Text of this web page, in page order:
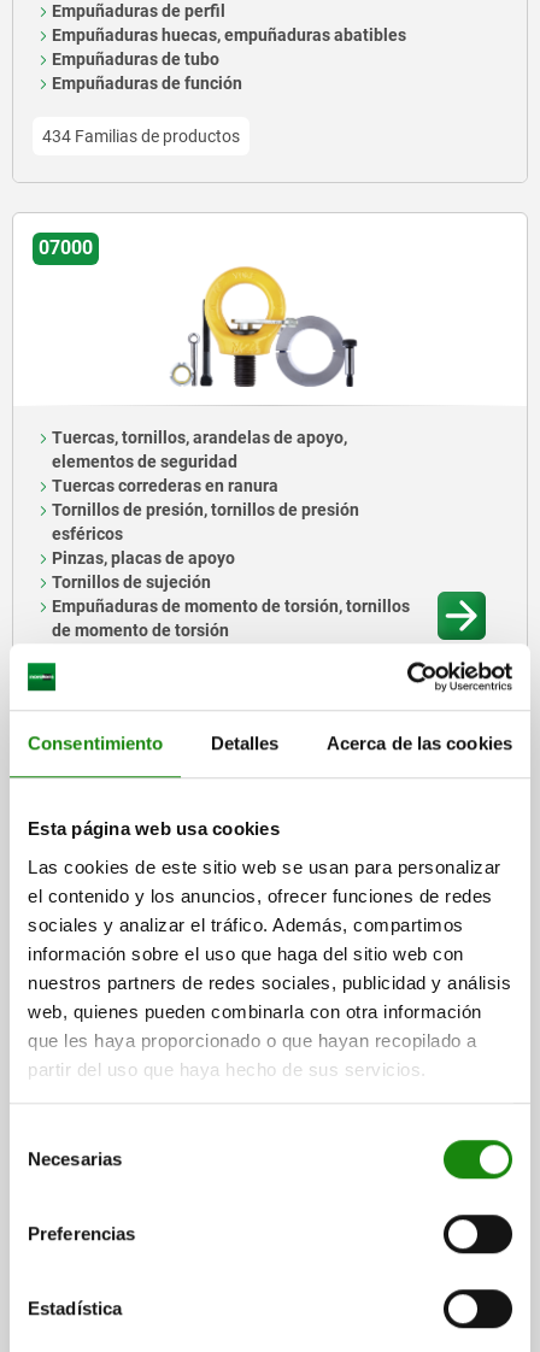
Consentimiento Detalles Acerca de las cookies
Esta página web usa cookies
Las cookies de este sitio web se usan para personalizar
el contenido y los anuncios, ofrecer funciones de redes
sociales y analizar el tráfico. Además, compartimos
información sobre el uso que haga del sitio web con
nuestros partners de redes sociales, publicidad y análisis
web, quienes pueden combinarla con otra información
que les haya proporcionado o que hayan recopilado a
partir del uso que haya hecho de sus servicios.
Necesarias
Preferencias
Estadística
Empuñaduras de perfil
Empuñaduras huecas, empuñaduras abatibles
Empuñaduras de tubo
Empuñaduras de función
434 Familias de productos
07000
Tuercas, tornillos, arandelas de apoyo,
elementos de seguridad
Tuercas correderas en ranura
Tornillos de presión, tornillos de presión
esféricos
Pinzas, placas de apoyo
Tornillos de sujeción
Empuñaduras de momento de torsión, tornillos
de momento de torsión
Puntos de anclaje
Abrazaderas DIN 3015
Abrazaderas
287 Familias de productos
Casquillos de taladrar